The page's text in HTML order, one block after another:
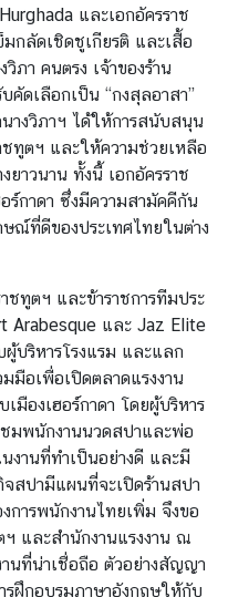
และเอกอัครราช
กลัดเชิดชูเกียรติ และเสื้อ
ภา คนตรง เจ้าของร้าน
คัดเลือกเป็น “กงสุลอาสา”
างวิภาฯ ได้ให้การสนับสนุน
ชทูตฯ และให้ความช่วยเหลือ
ยาวนาน ทั้งนี้ เอกอัครราช
กาดา ซึ่งมีความสามัคคีกัน
ณ์ที่ดีของประเทศไทยในต่าง
ชทูตฯ และข้าราชการทีมประ
Arabesque และ Jaz Elite
บริหารโรงแรม และแลก
มือเพื่อเปิดตลาดแรงงาน
มืองเฮอร์กาดา โดยผู้บริหาร
ชมพนักงานนวดสปาและพ่อ
งานที่ทำเป็นอย่างดี และมี
จสปามีแผนที่จะเปิดร้านสปา
ารพนักงานไทยเพิ่ม จึงขอ
ฯ และสำนักงานแรงงาน ณ
นที่น่าเชื่อถือ ตัวอย่างสัญญา
รฝึกอบรมภาษาอังกฤษให้กับ